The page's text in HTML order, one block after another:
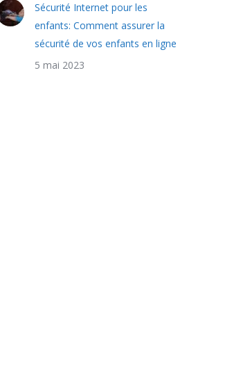
Sécurité Internet pour les
enfants: Comment assurer la
sécurité de vos enfants en ligne
5 mai 2023